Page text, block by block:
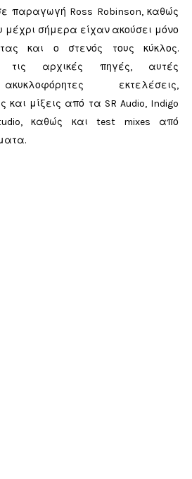
παραγωγή Ross Robinson, καθώς
μέχρι σήμερα είχαν ακούσει μόνο
και ο στενός τους κύκλος.
τις αρχικές πηγές, αυτές
εκτελέσεις,
και μίξεις από τα SR Audio, Indigo
καθώς και test mixes από